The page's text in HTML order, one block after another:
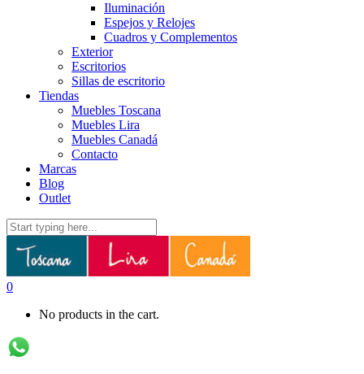
Iluminación
Espejos y Relojes
Cuadros y Complementos
Exterior
Escritorios
Sillas de escritorio
Tiendas
Muebles Toscana
Muebles Lira
Muebles Canadá
Contacto
Marcas
Blog
Outlet
0
No products in the cart.